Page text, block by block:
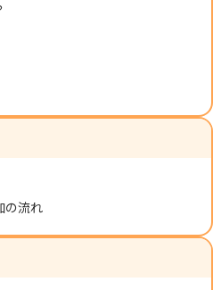
の流れ